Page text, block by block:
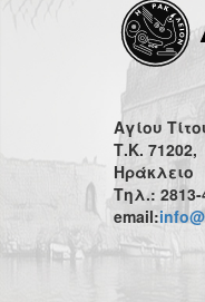
Αγίου
Τ.Κ. 71202,
Ηράκλειο
Τηλ.: 2813-
email: